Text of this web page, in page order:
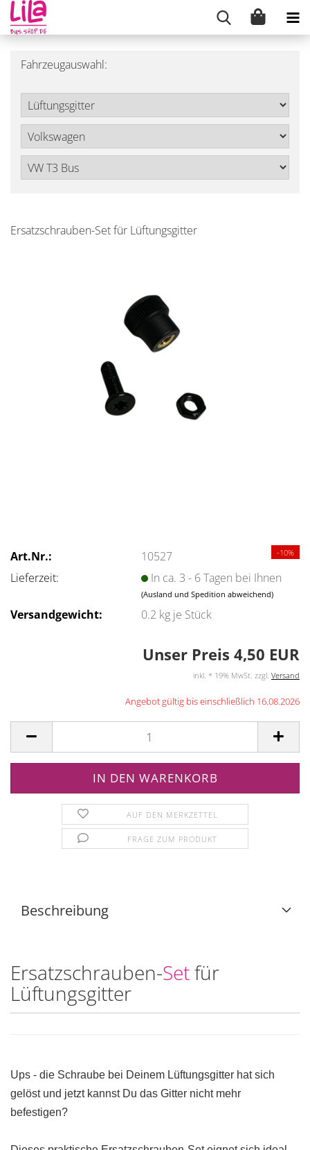
Fahrzeugauswahl:
Ersatzschrauben-Set für Lüftungsgitter
-10%
Art.Nr.:
10527
Lieferzeit:
In ca. 3 - 6 Tagen bei Ihnen
(Ausland und Spedition abweichend)
Versandgewicht: 0.2 kg je Stück
Unser Preis 4,50 EUR
inkl. * 19% MwSt. zzgl. Versand
Angebot gültig bis einschließlich 16.08.2026
AUF DEN MERKZETTEL
FRAGE ZUM PRODUKT
Beschreibung
Ersatzschrauben-Setfür
Lüftungsgitter
Ups - die Schraube bei Deinem Lüftungsgitter hat sich
gelöst und jetzt kannst Du das Gitter nicht mehr
befestigen?